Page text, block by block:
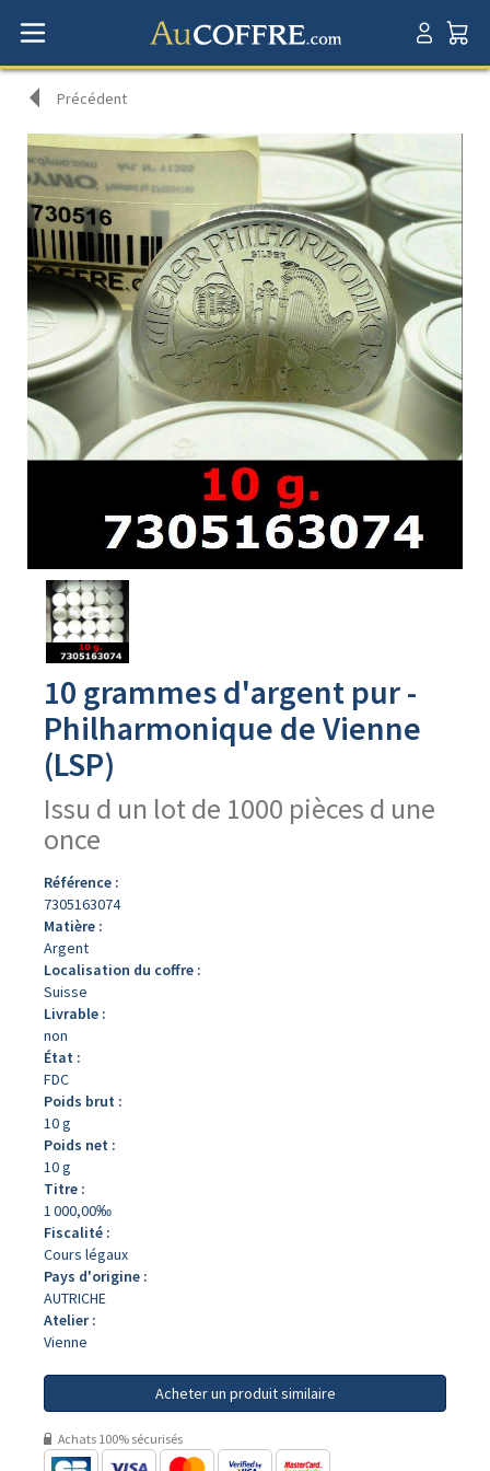
Précédent
Avers
produit
10 grammes d'argent pur -
Philharmonique de Vienne
(LSP)
Issu d un lot de 1000 pièces d une
once
Référence :
7305163074
Matière :
Argent
Localisation du coffre :
Suisse
Livrable :
non
État :
FDC
Poids brut :
10 g
Poids net :
10 g
Titre :
1 000,00‰
Fiscalité :
Cours légaux
Pays d'origine :
AUTRICHE
Atelier :
Vienne
Acheter un produit similaire
Achats 100% sécurisés